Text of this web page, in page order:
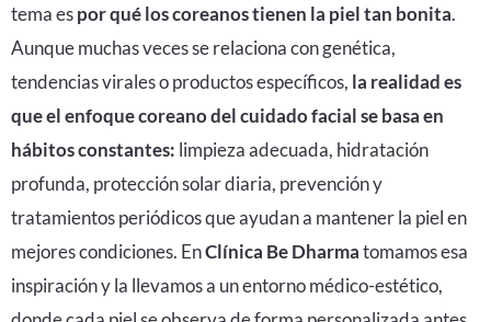
tema espor qué los coreanos tienen la piel tan bonita.
Aunque muchas veces se relaciona con genética,
tendencias virales o productos específicos, la realidad es
que el enfoque coreano del cuidado facial se basa en
hábitos constantes: limpieza adecuada, hidratación
profunda, protección solar diaria, prevención y
tratamientos periódicos que ayudan a mantener la piel en
mejores condiciones. EnClínica Be Dharmatomamos esa
inspiración y la llevamos a un entorno médico-estético,